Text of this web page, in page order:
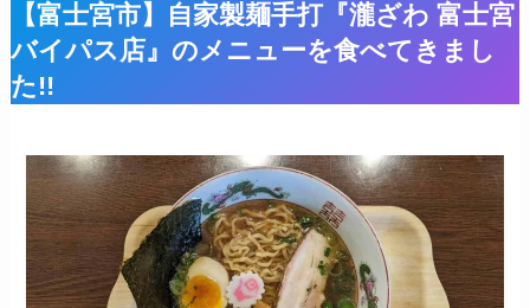
【富士宮市】自家製麺手打『瀧ざわ 富士宮
バイパス店』のメニューを食べてきまし
た!!